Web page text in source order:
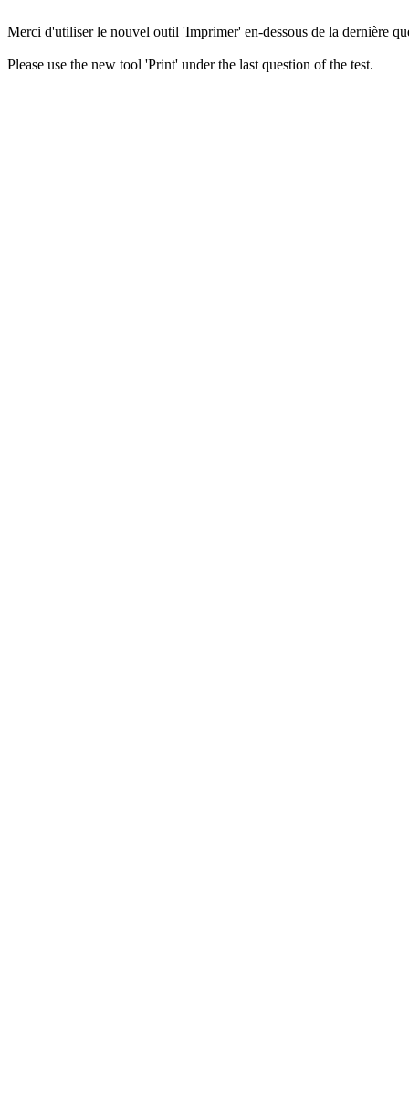
Merci d'utiliser le nouvel outil 'Imprimer' en-dessous de la dernière
Please use the new tool 'Print' under the last question of the test.